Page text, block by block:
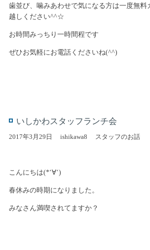
歯並び、噛みあわせで気になる方は一度無料
越しください^^☆
お時間みっちり一時間程です
ぜひお気軽にお電話くださいね(^^)
いしかわスタッフランチ会
2017年3月29日 ishikawa8 スタッフのお話
こんにちは(*‘∀‘)
春休みの時期になりました。
みなさん満喫されてますか？